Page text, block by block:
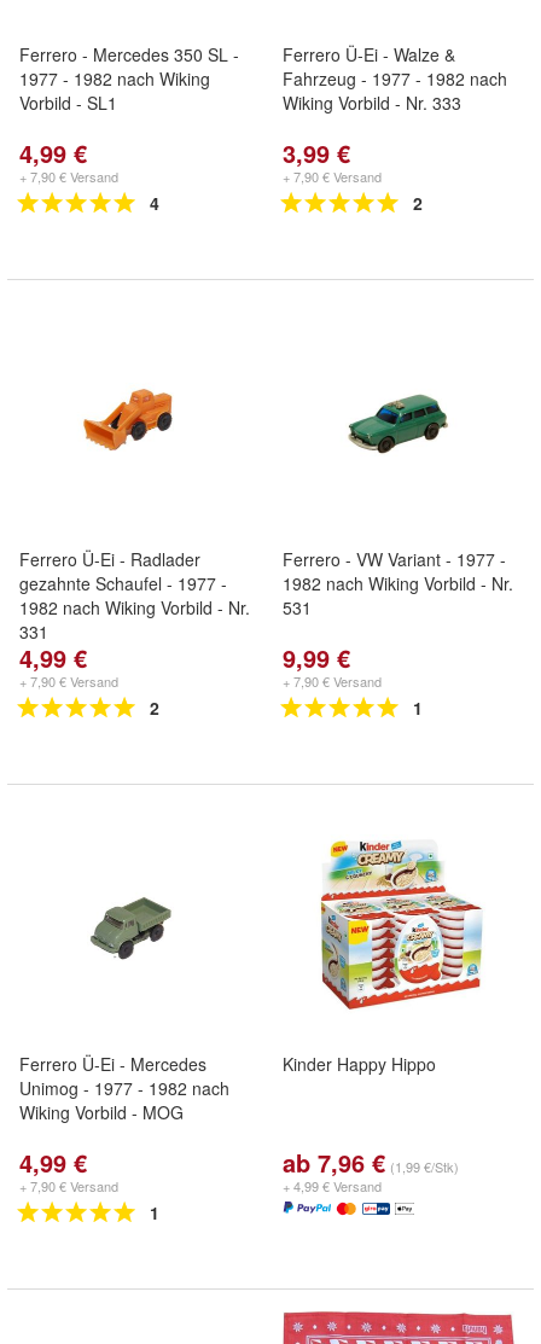
Ferrero - Mercedes 350 SL -
1977 - 1982 nach Wiking
Vorbild - SL1
4,99 €
+ 7,90 € Versand
4
Ferrero Ü-Ei - Walze &
Fahrzeug - 1977 - 1982 nach
Wiking Vorbild - Nr. 333
3,99 €
+ 7,90 € Versand
2
Ferrero Ü-Ei - Radlader
gezahnte Schaufel - 1977 -
1982 nach Wiking Vorbild - Nr.
331
4,99 €
+ 7,90 € Versand
2
Ferrero - VW Variant - 1977 -
1982 nach Wiking Vorbild - Nr.
531
9,99 €
+ 7,90 € Versand
1
Ferrero Ü-Ei - Mercedes
Unimog - 1977 - 1982 nach
Wiking Vorbild - MOG
4,99 €
+ 7,90 € Versand
1
Kinder Happy Hippo
ab 7,96 € (1,99 €/Stk)
+ 4,99 € Versand